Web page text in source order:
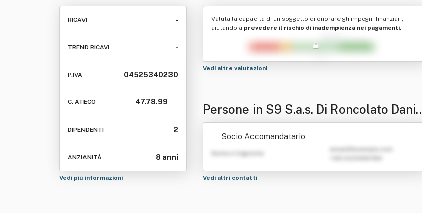
Daniele E C.
RICAVI -
TREND RICAVI -
P.IVA 04525340230
C. ATECO 47.78.99
DIPENDENTI 2
ANZIANITÁ 8 anni
Vedi più informazioni
Valuta la capacità di un soggetto di onorare gli impegni finanziari,
aiutando a prevedere il rischio di inadempienza nei pagamenti.
Vedi altre valutazioni
Persone in S9 S.a.s. Di Roncolato Danie
le E C.
Socio Accomandatario
Nome e Cognome
Vedi altri contatti